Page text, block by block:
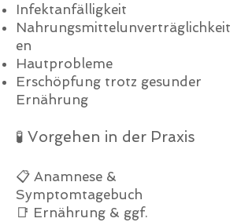
Infektanfälligkeit
Nahrungsmittelunverträglichkeit
en
Hautprobleme
Erschöpfung trotz gesunder
Ernährung
🧪 Vorgehen in der Praxis
📋 Anamnese &
Symptomtagebuch
📑 Ernährung & ggf.